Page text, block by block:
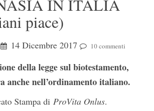
IN ITALIA
piace)
14 Dicembre 2017 10 commenti
della legge sul biotestamento,
anche nell’ordinamento italiano.
Stampa di ProVita Onlus.